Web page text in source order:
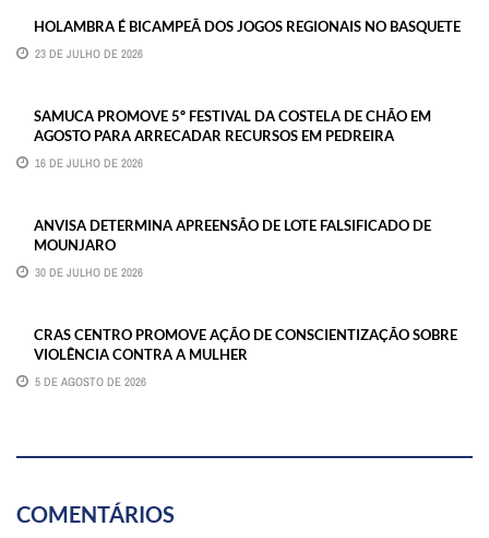
HOLAMBRA É BICAMPEÃ DOS JOGOS REGIONAIS NO BASQUETE
23 DE JULHO DE 2026
SAMUCA PROMOVE 5º FESTIVAL DA COSTELA DE CHÃO EM
AGOSTO PARA ARRECADAR RECURSOS EM PEDREIRA
16 DE JULHO DE 2026
ANVISA DETERMINA APREENSÃO DE LOTE FALSIFICADO DE
MOUNJARO
30 DE JULHO DE 2026
CRAS CENTRO PROMOVE AÇÃO DE CONSCIENTIZAÇÃO SOBRE
VIOLÊNCIA CONTRA A MULHER
5 DE AGOSTO DE 2026
COMENTÁRIOS